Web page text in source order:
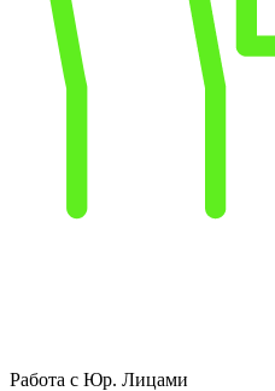
Работа с Юр. Лицами